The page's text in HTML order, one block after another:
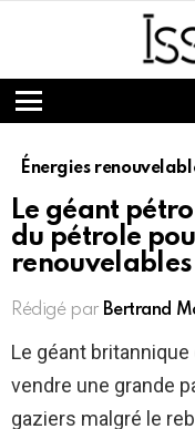
Menu
Énergies
Le géant
du pétrole
renouvelables
Rédigé par Bertrand
Le géant
vendre une grande
gaziers malgré le